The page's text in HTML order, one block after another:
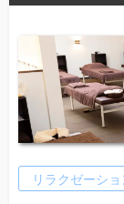
リラクゼーショ